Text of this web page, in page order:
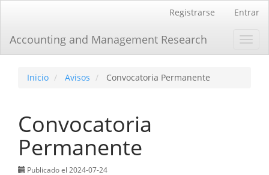
principal
Barra
Registrarse Entrar
Accounting and Management Research
Inicio Avisos Convocatoria Permanente
Convocatoria
Permanente
Publicado el 2024-07-24